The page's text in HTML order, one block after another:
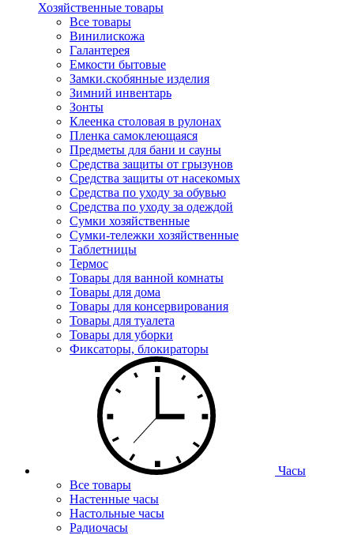
Хозяйственные товары
Все товары
Винилискожа
Галантерея
Емкости бытовые
Замки.скобянные изделия
Зимний инвентарь
Зонты
Клеенка столовая в рулонах
Пленка самоклеющаяся
Предметы для бани и сауны
Средства защиты от грызунов
Средства защиты от насекомых
Средства по уходу за обувью
Средства по уходу за одеждой
Сумки хозяйственные
Сумки-тележки хозяйственные
Таблетницы
Термос
Товары для ванной комнаты
Товары для дома
Товары для консервирования
Товары для туалета
Товары для уборки
Фиксаторы, блокираторы
Часы
Все товары
Настенные часы
Настольные часы
Радиочасы